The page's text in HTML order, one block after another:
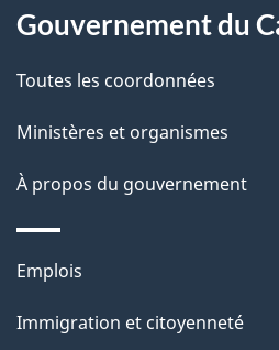
a
g
e
a
t
i
n
s
u
r
c
Gouvernement du
Toutes les coordonnées
Ministères et organismes
À propos du gouvernement
Thèmes
sujets
Emplois
Immigration et citoyenneté